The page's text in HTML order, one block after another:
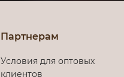
Партнерам
Условия для оптовых
клиентов